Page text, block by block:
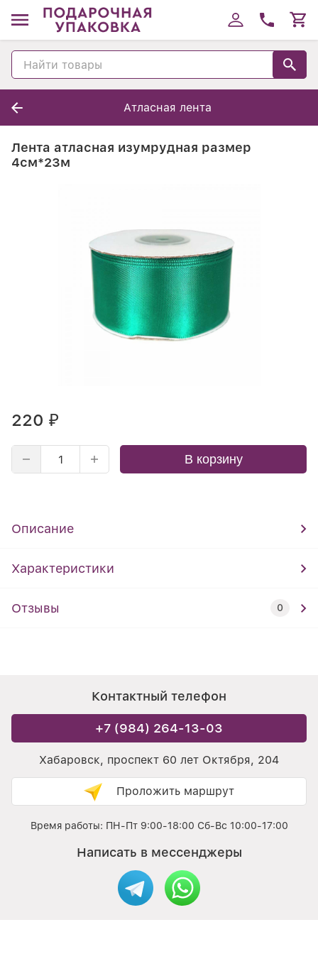
Атласная лента
Лента атласная изумрудная размер
4см*23м
220 ₽
В корзину
Описание
Характеристики
Отзывы 0
Контактный телефон
+7 (984) 264-13-03
Хабаровск, проспект 60 лет Октября, 204
Проложить маршрут
Время работы: ПН-Пт 9:00-18:00 Сб-Вс 10:00-17:00
Написать в мессенджеры